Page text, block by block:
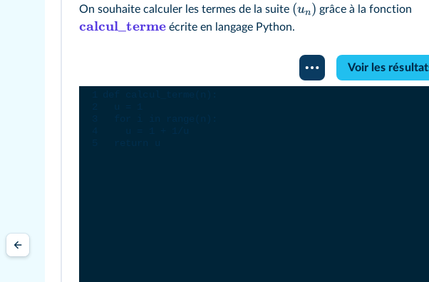
On souhaite calculer les termes de la suite (un) grâce à la fonction
calcul_terme écrite en langage Python.
Voir les